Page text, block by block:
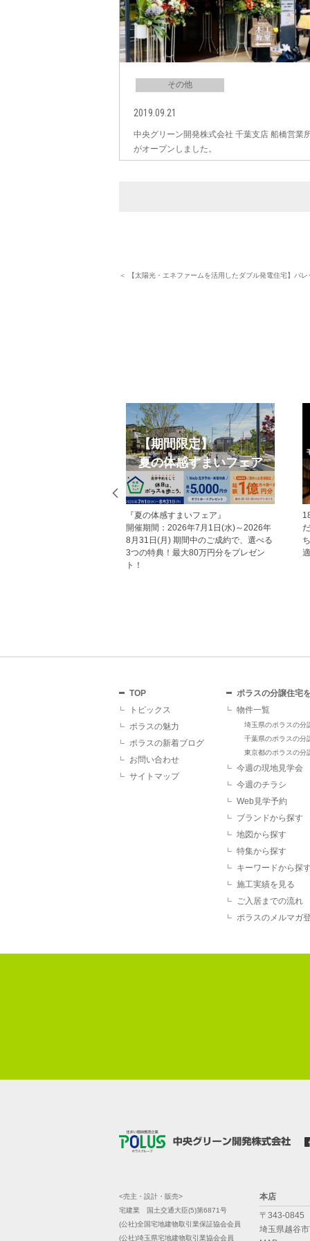
その他
2019.09.21
中央グリーン開発株式会社 千葉支店 船橋営業
がオープンしました。
＜ 【太陽光・エネファームを活用したダブル発電住宅】パ
《新卒・キャリア採用エントリー受付
中！》 ポラスグループでは、一緒に働
く仲間を募集しています。 未来のまち
をつくる仕事に、あなたもチャレンジ
Web見学予約
ホームページから見学予約の
にお越しいただいた方には
トカードをプレゼント！ その
見学予約をしていただくこと
TOP
トピックス
ポラスの魅力
ポラスの新着ブログ
お問い合わせ
サイトマップ
ポラスの分譲住宅
物件一覧
埼玉県のポラスの分
千葉県のポラスの分
東京都のポラスの分
今週の現地見学会
今週のチラシ
Web見学予約
ブランドから探す
地図から探す
特集から探す
キーワードから探
施工実績を見る
ご入居までの流れ
ポラスのメルマガ
<売主・設計・販売>
宅建業 国土交通大臣(5)第6871号
(公社)全国宅地建物取引業保証協会会員
(公社)埼玉県宅地建物取引業協会会員
本店
〒343-0845
埼玉県越谷